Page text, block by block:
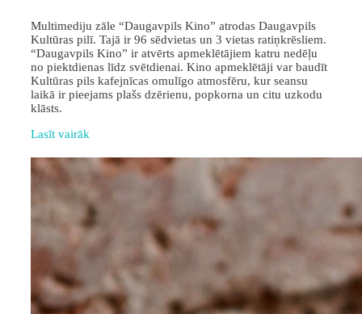
Multimediju zāle “Daugavpils Kino” atrodas Daugavpils
Kultūras pilī. Tajā ir 96 sēdvietas un 3 vietas ratiņkrēsliem.
“Daugavpils Kino” ir atvērts apmeklētājiem katru nedēļu
no piektdienas līdz svētdienai. Kino apmeklētāji var baudīt
Kultūras pils kafejnīcas omulīgo atmosfēru, kur seansu
laikā ir pieejams plašs dzērienu, popkorna un citu uzkodu
klāsts.
Lasīt vairāk